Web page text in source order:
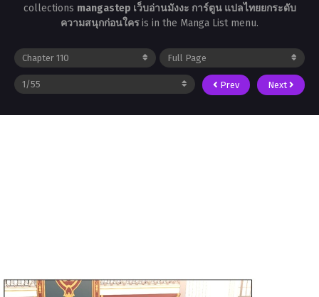
collections mangastep เว็บอ่านมังงะ การ์ตูน แปลไทยยกระดับ
ความสนุกก่อนใครis in the Manga List menu.
Prev Next